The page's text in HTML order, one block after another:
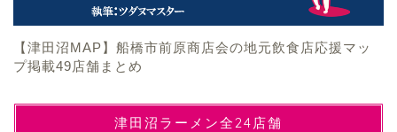
【津田沼MAP】船橋市前原商店会の地元飲食店応援マッ
プ掲載49店舗まとめ
津田沼ラーメン全24店舗